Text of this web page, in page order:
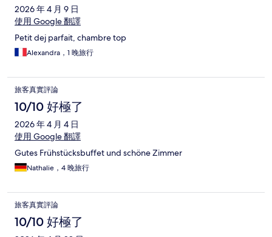
2026 年 4 月 9 日
使用 Google 翻譯
Petit dej parfait, chambre top
Alexandra，1 晚旅行
旅客真實評論
10/10 好極了
2026 年 4 月 4 日
使用 Google 翻譯
Gutes Frühstücksbuffet und schöne Zimmer
Nathalie，4 晚旅行
旅客真實評論
10/10 好極了